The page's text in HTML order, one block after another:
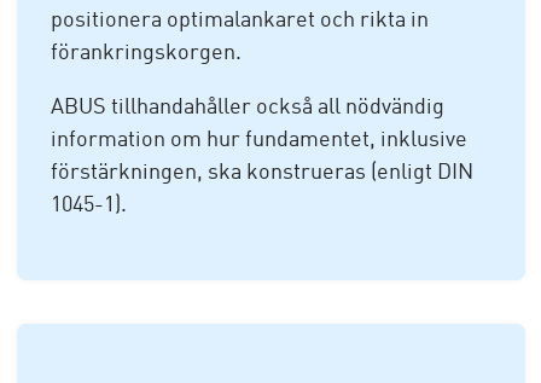
positionera optimalankaret och rikta in
förankringskorgen.
ABUS tillhandahåller också all nödvändig
information om hur fundamentet, inklusive
förstärkningen, ska konstrueras (enligt DIN
1045-1).